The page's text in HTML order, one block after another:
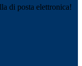
di posta elettronica!